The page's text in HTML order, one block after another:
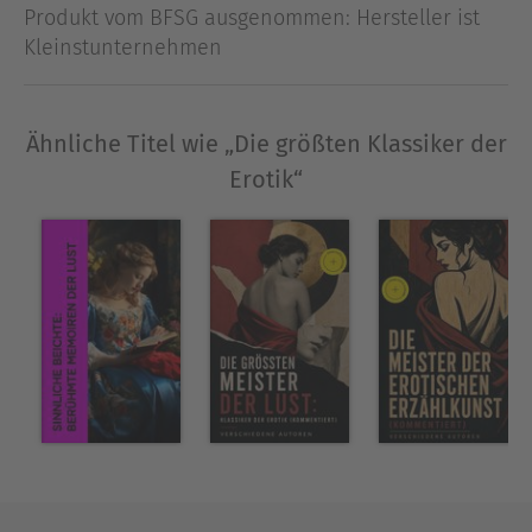
(Marquis de Sade) Justine (Marquis de Sade)
Juliette (Marquis de Sade) Die Philosophie im
Dirne von ihr selbst erzählt (Anonym) Josefine
Mutzenbacher: Meine 365 Liebhaber (Anonym)
Peperl Mutzenbacher - Tochter der Josefine
Mutzenbacher (Anonym) Die Memoiren einer
russischen Tänzerin oder Lustschmerz beim
Flagellantismus (Anonym) Das Tagebuch der
Mademoiselle S. Aus den Memoiren einer
Sängerin (Wilhelmine Schröder-Devrient)
Mademoiselle Sappho: Beichte eines jungen
Mädchens (Anonym) Die Memoiren der Fanny Hill
(John Cleland) Erinnerungen (Giacomo Casanova)
Weiblichkeit und Erotik (Anne Charlotte Leffler)
Produkt vom BFSG ausgenommen: Hersteller ist
Kleinstunternehmen
Ähnliche Titel wie „Die größten Klassiker der
Erotik“